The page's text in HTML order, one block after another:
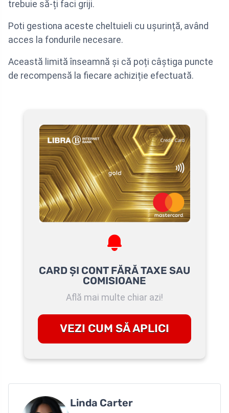
trebuie să-ți faci griji.
Poti gestiona aceste cheltuieli cu ușurință, având
acces la fondurile necesare.
Această limită înseamnă și că poți câștiga puncte
de recompensă la fiecare achiziție efectuată.
CARD ȘI CONT FĂRĂ TAXE SAU
COMISIOANE
Află mai multe chiar azi!
VEZI CUM SĂ APLICI
Linda Carter